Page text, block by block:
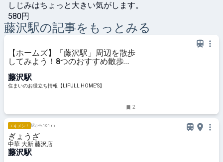
しじみはちょっと大きい気がします。
580円
藤沢駅の記事をもっとみる
【ホームズ】「藤沢駅」周辺を散歩
してみよう！8つのおすすめ散歩・
いのお役立ち情報
藤沢駅
住まいのお役立ち情報【LIFULL HOME'S】
2
エキメシ！ 駅から101 m
ぎょうざ
中華 大新 藤沢店
藤沢駅